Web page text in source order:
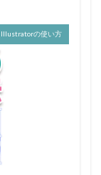
Illustratorの使い方